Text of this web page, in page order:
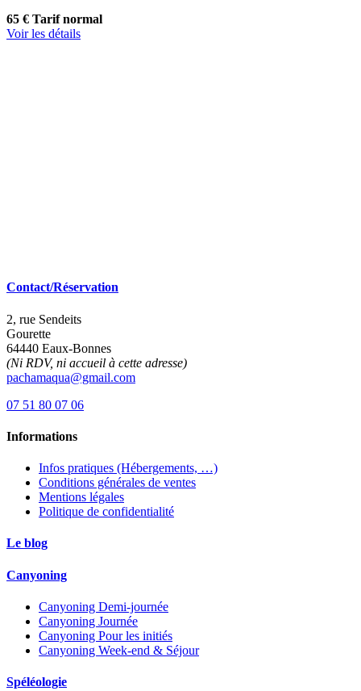
65 € Tarif normal
Voir les détails
Contact/Réservation
2, rue Sendeits
Gourette
64440 Eaux-Bonnes
(Ni RDV, ni accueil à cette adresse)
pachamaqua@gmail.com
07 51 80 07 06
Informations
Infos pratiques (Hébergements, …)
Conditions générales de ventes
Mentions légales
Politique de confidentialité
Le blog
Canyoning
Canyoning Demi-journée
Canyoning Journée
Canyoning Pour les initiés
Canyoning Week-end & Séjour
Spéléologie